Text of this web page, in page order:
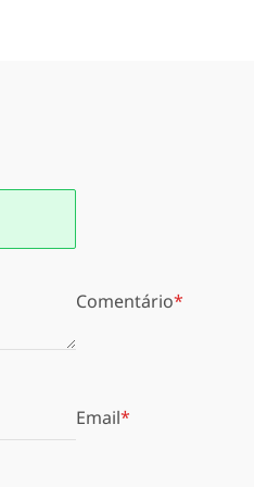
Comentário
Email